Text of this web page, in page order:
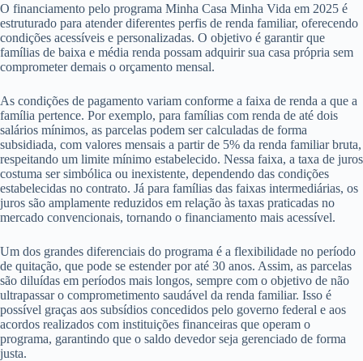
O financiamento pelo programa Minha Casa Minha Vida em 2025 é
estruturado para atender diferentes perfis de renda familiar, oferecendo
condições acessíveis e personalizadas. O objetivo é garantir que
famílias de baixa e média renda possam adquirir sua casa própria sem
comprometer demais o orçamento mensal.
As condições de pagamento variam conforme a faixa de renda a que a
família pertence. Por exemplo, para famílias com renda de até dois
salários mínimos, as parcelas podem ser calculadas de forma
subsidiada, com valores mensais a partir de 5% da renda familiar bruta,
respeitando um limite mínimo estabelecido. Nessa faixa, a taxa de juros
costuma ser simbólica ou inexistente, dependendo das condições
estabelecidas no contrato. Já para famílias das faixas intermediárias, os
juros são amplamente reduzidos em relação às taxas praticadas no
mercado convencionais, tornando o financiamento mais acessível.
Um dos grandes diferenciais do programa é a flexibilidade no período
de quitação, que pode se estender por até 30 anos. Assim, as parcelas
são diluídas em períodos mais longos, sempre com o objetivo de não
ultrapassar o comprometimento saudável da renda familiar. Isso é
possível graças aos subsídios concedidos pelo governo federal e aos
acordos realizados com instituições financeiras que operam o
programa, garantindo que o saldo devedor seja gerenciado de forma
justa.